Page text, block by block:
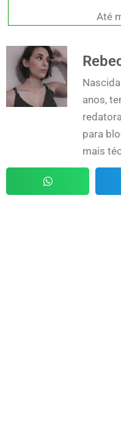
Até
anos,
para
mais